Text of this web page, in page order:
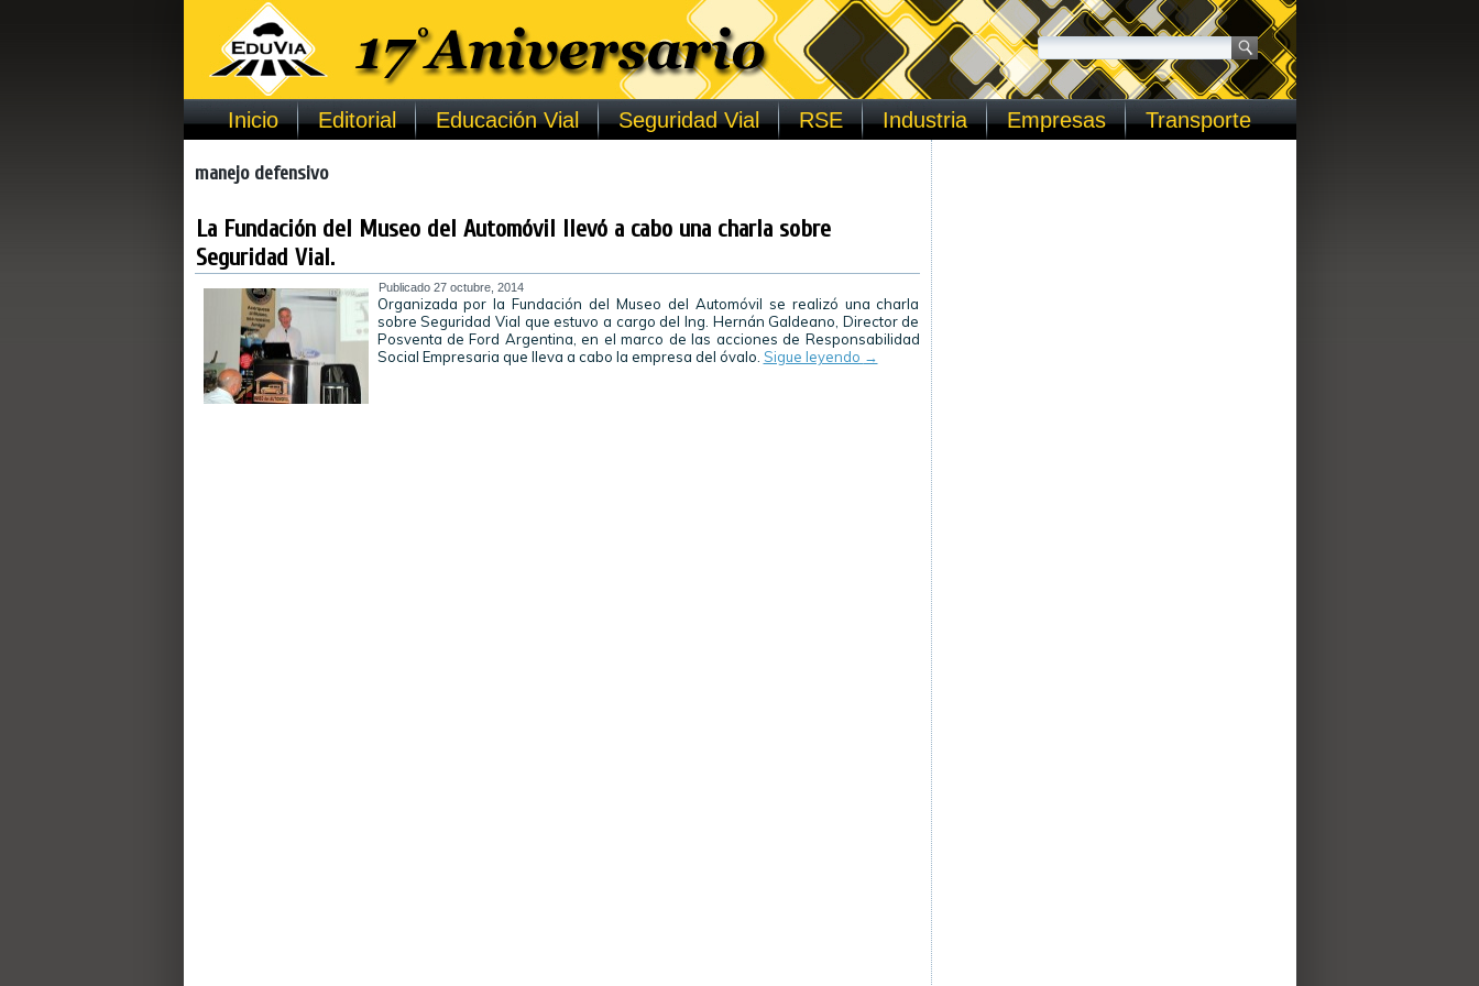
Inicio Editorial Educación Vial Seguridad Vial RSE Industria Empresas Transporte
manejo defensivo
La Fundación del Museo del Automóvil llevó a cabo una charla sobre
Seguridad Vial.
Publicado 27 octubre, 2014
Organizada por la Fundación del Museo del Automóvil se realizó una charla
sobre Seguridad Vial que estuvo a cargo del Ing. Hernán Galdeano, Director de
Posventa de Ford Argentina, en el marco de las acciones de Responsabilidad
Social Empresaria que lleva a cabo la empresa del óvalo. Sigue leyendo →